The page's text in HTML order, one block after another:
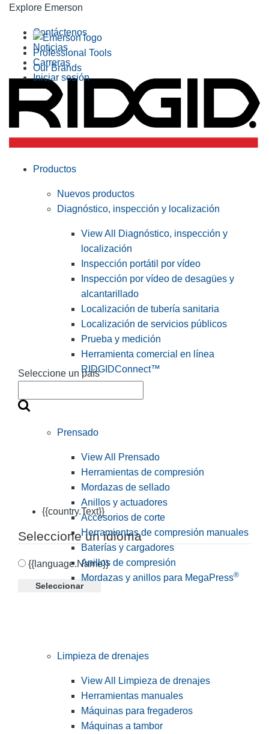
Explore Emerson
Professional Tools
Our Brands
Contáctenos
Noticias
Carreras
Iniciar sesión
Seleccione un país
{{country.Text}}
Seleccione un idioma
{{language.Name}}
Seleccionar
Productos
Nuevos productos
Diagnóstico, inspección y localización
View All Diagnóstico, inspección y
localización
Inspección portátil por vídeo
Inspección por vídeo de desagües y
alcantarillado
Localización de tubería sanitaria
Localización de servicios públicos
Prueba y medición
Herramienta comercial en línea
RIDGIDConnect™
Prensado
View All Prensado
Herramientas de compresión
Mordazas de sellado
Anillos y actuadores
Accesorios de corte
Herramientas de compresión manuales
Baterías y cargadores
Anillos de compresión
Mordazas y anillos para MegaPress®
Limpieza de drenajes
View All Limpieza de drenajes
Herramientas manuales
Máquinas para fregaderos
Máquinas a tambor